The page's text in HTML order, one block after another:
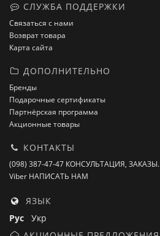
СЛУЖБА ПОДДЕРЖКИ
Связаться с нами
Возврат товара
Карта сайта
ДОПОЛНИТЕЛЬНО
Бренды
Подарочные сертификаты
Партнёрская программа
Акционные товары
КОНТАКТЫ
(098) 387-47-47 КОНСУЛЬТАЦИЯ, ЗАКАЗЫ.
Viber НАПИСАТЬ НАМ
ЯЗЫК
Рус Укр